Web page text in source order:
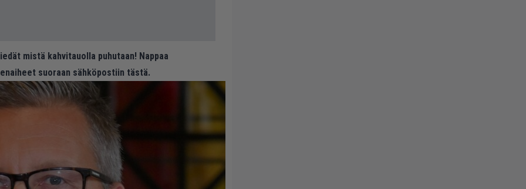
mistä kahvitauolla puhutaan! Nappaa
suoraan sähköpostiin tästä.